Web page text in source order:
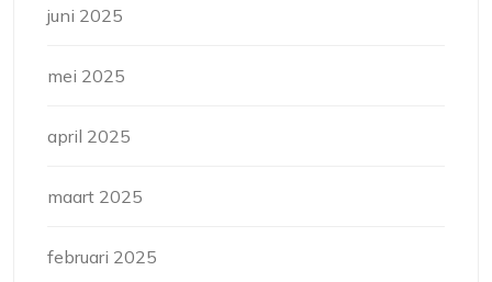
juni 2025
mei 2025
april 2025
maart 2025
februari 2025